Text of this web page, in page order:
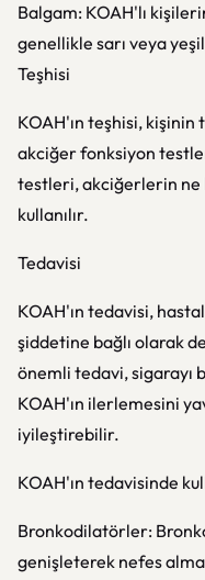
Balgam: KOAH'lı
genellikle sarı veya
Teşhisi
KOAH'ın teşhisi, kişinin
akciğer fonksiyon
testleri, akciğerlerin ne
kullanılır.
Tedavisi
KOAH'ın tedavisi,
şiddetine bağlı olarak
önemli tedavi, sigarayı
KOAH'ın ilerlemesini
iyileştirebilir.
KOAH'ın tedavisinde
Bronkodilatörler:
genişleterek nefes